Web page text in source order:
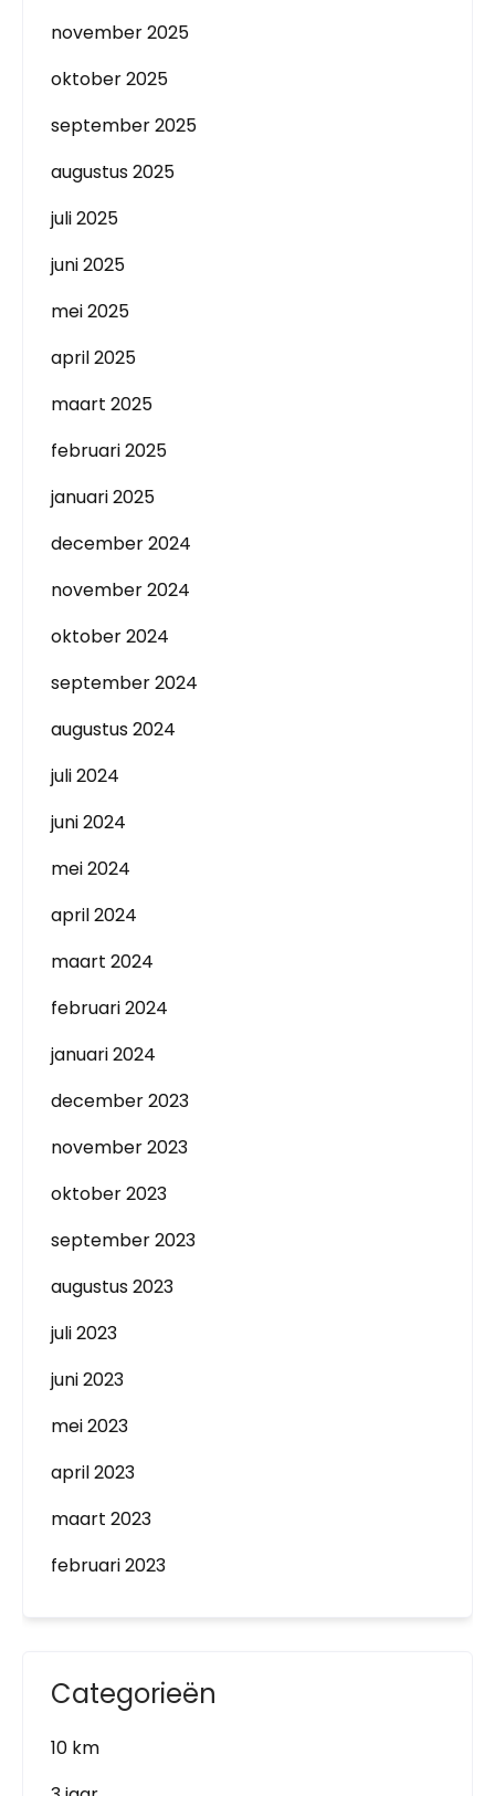
november 2025
oktober 2025
september 2025
augustus 2025
juli 2025
juni 2025
mei 2025
april 2025
maart 2025
februari 2025
januari 2025
december 2024
november 2024
oktober 2024
september 2024
augustus 2024
juli 2024
juni 2024
mei 2024
april 2024
maart 2024
februari 2024
januari 2024
december 2023
november 2023
oktober 2023
september 2023
augustus 2023
juli 2023
juni 2023
mei 2023
april 2023
maart 2023
februari 2023
Categorieën
10 km